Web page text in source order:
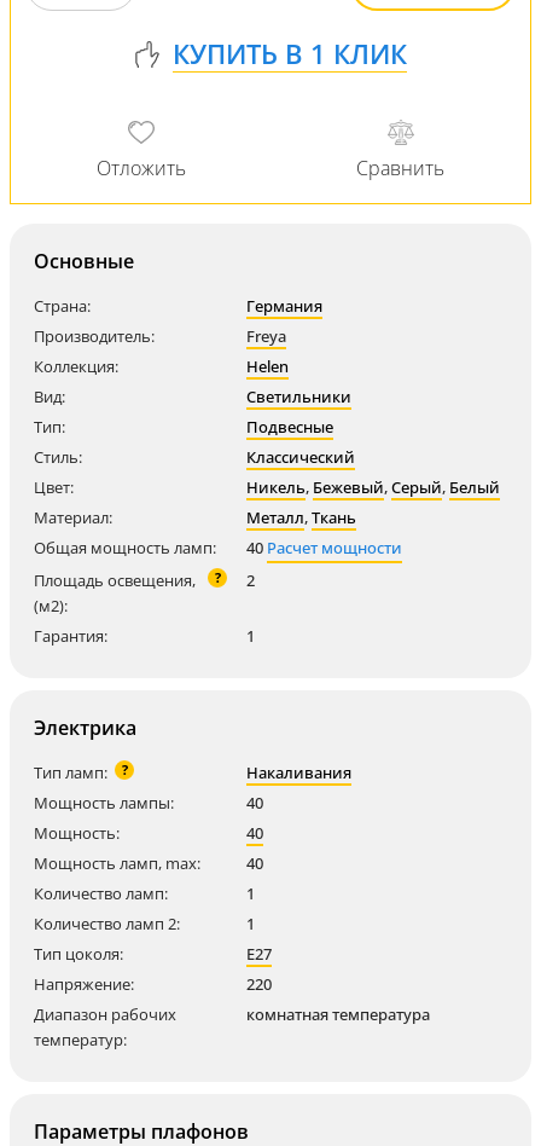
Основные
Страна:
Германия
Производитель:
Freya
Коллекция:
Helen
Вид:
Светильники
Тип:
Подвесные
Стиль:
Классический
Цвет:
Никель, Бежевый,Серый, Белый
Материал:
Металл,Ткань
Общая мощность ламп:
40 Расчет мощности
Площадь освещения,
(м2):
? 2
Гарантия: 1
Электрика
Тип ламп: ?
Накаливания
Мощность лампы:
40
Мощность:
40
Мощность ламп, max:
40
Количество ламп:
1
Количество ламп 2:
1
Тип цоколя:
E27
Напряжение:
220
Диапазон рабочих
температур:
комнатная температура
Параметры плафонов